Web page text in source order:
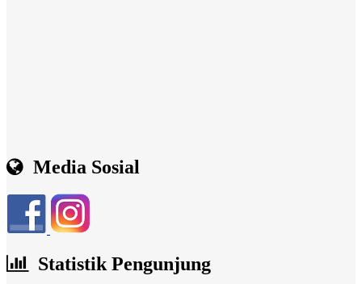
Media Sosial
Statistik Pengunjung